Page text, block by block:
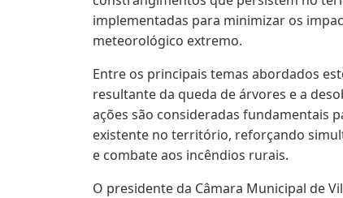
implementadas para minimizar os
meteorológico extremo.
Entre os principais temas abordados
resultante da queda de árvores e a
ações são consideradas fundamentais
existente no território, reforçando
e combate aos incêndios rurais.
O presidente da Câmara Municipal de